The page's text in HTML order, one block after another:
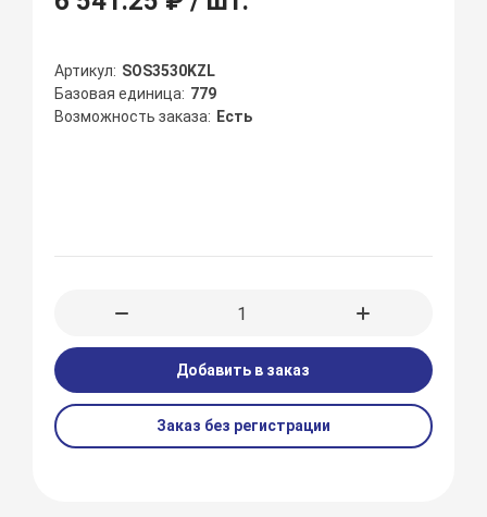
Артикул
SOS3530KZL
Базовая единица 779
Возможность заказа
Есть
Добавить в заказ
Заказ без регистрации